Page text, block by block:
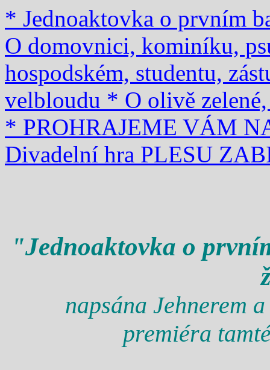
* Jednoaktovka o prvním
O domovnici, kominíku,
hospodském, studentu,
velbloudu * O olivě
* PROHRAJEME VÁM
Divadelní hra PLESU
"Jednoaktovka o
napsána Jehnerem
premiéra